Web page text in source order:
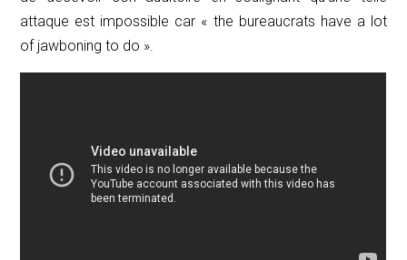
attaque est impossible car « the bureaucrats have a lot
of jawboning to do ».